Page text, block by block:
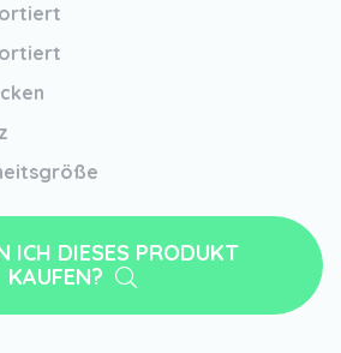
ICH DIESES PRODUKT
KAUFEN?